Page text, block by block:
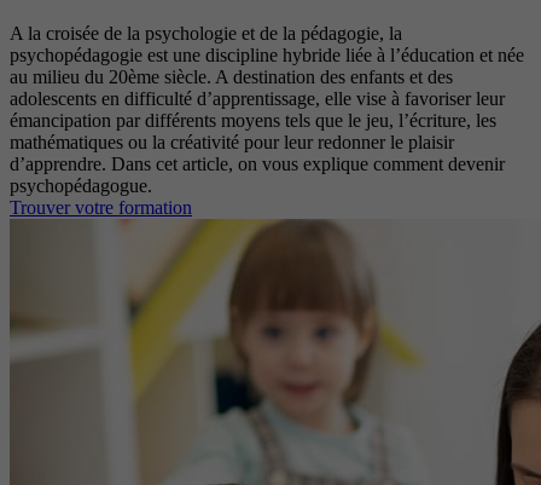
A la croisée de la psychologie et de la pédagogie, la
psychopédagogie est une discipline hybride liée à l’éducation et née
au milieu du 20ème siècle. A destination des enfants et des
adolescents en difficulté d’apprentissage, elle vise à favoriser leur
émancipation par différents moyens tels que le jeu, l’écriture, les
mathématiques ou la créativité pour leur redonner le plaisir
d’apprendre. Dans cet article, on vous explique comment devenir
psychopédagogue.
Trouver votre formation